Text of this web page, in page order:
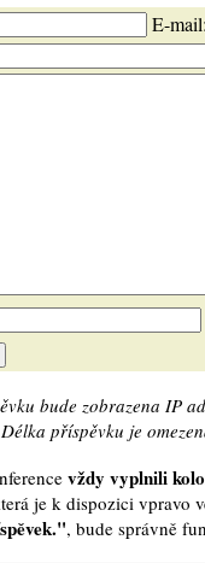
E-mail:
bude zobrazena IP
Délka příspěvku je
vždy vyplnili
je k dispozici vpravo
, bude správně